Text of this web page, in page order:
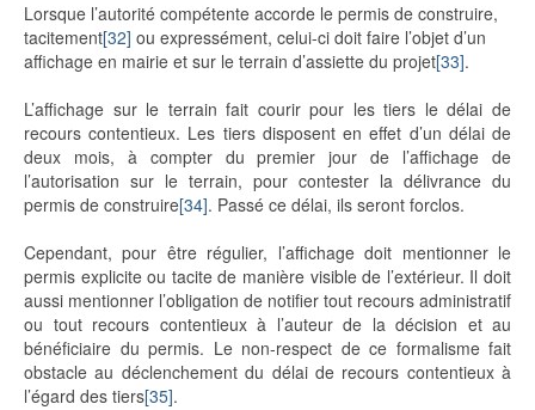
Lorsque l’autorité compétente accorde le permis de construire,
tacitement[32] ou expressément, celui-ci doit faire l’objet d’un
affichage en mairie et sur le terrain d’assiette du projet[33].
L’affichage sur le terrain fait courir pour les tiers le délai de
recours contentieux. Les tiers disposent en effet d’un délai de
deux mois, à compter du premier jour de l’affichage de
l’autorisation sur le terrain, pour contester la délivrance du
permis de construire[34]. Passé ce délai, ils seront forclos.
Cependant, pour être régulier, l’affichage doit mentionner le
permis explicite ou tacite de manière visible de l’extérieur. Il doit
aussi mentionner l’obligation de notifier tout recours administratif
ou tout recours contentieux à l’auteur de la décision et au
bénéficiaire du permis. Le non-respect de ce formalisme fait
obstacle au déclenchement du délai de recours contentieux à
l’égard des tiers[35].